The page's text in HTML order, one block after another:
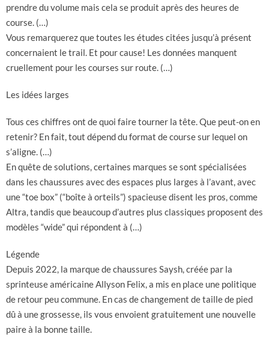
prendre du volume mais cela se produit après des heures de
course. (…)
Vous remarquerez que toutes les études citées jusqu’à présent
concernaient le trail. Et pour cause! Les données manquent
cruellement pour les courses sur route. (…)
Les idées larges
Tous ces chiffres ont de quoi faire tourner la tête. Que peut-on en
retenir? En fait, tout dépend du format de course sur lequel on
s’aligne. (…)
En quête de solutions, certaines marques se sont spécialisées
dans les chaussures avec des espaces plus larges à l’avant, avec
une “toe box” (“boîte à orteils”) spacieuse disent les pros, comme
Altra, tandis que beaucoup d’autres plus classiques proposent des
modèles “wide” qui répondent à (…)
Légende
Depuis 2022, la marque de chaussures Saysh, créée par la
sprinteuse américaine Allyson Felix, a mis en place une politique
de retour peu commune. En cas de changement de taille de pied
dû à une grossesse, ils vous envoient gratuitement une nouvelle
paire à la bonne taille.